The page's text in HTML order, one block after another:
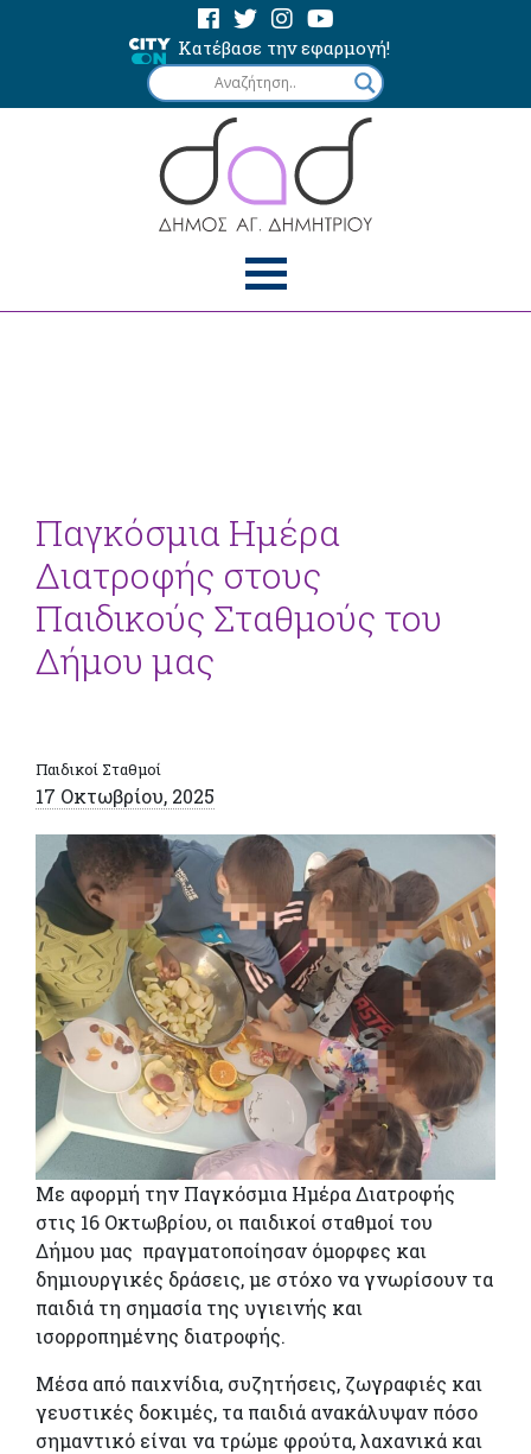
Κατέβασε την εφαρμογή!
Παγκόσμια Ημέρα
Διατροφής στους
Παιδικούς Σταθμούς του
Δήμου μας
Παιδικοί Σταθμοί
17 Οκτωβρίου, 2025
Με αφορμή την Παγκόσμια Ημέρα Διατροφής
στις 16 Οκτωβρίου, οι παιδικοί σταθμοί του
Δήμου μας πραγματοποίησαν όμορφες και
δημιουργικές δράσεις, με στόχο να γνωρίσουν τα
παιδιά τη σημασία της υγιεινής και
ισορροπημένης διατροφής.
Μέσα από παιχνίδια, συζητήσεις, ζωγραφιές και
γευστικές δοκιμές, τα παιδιά ανακάλυψαν πόσο
σημαντικό είναι να τρώμε φρούτα, λαχανικά και